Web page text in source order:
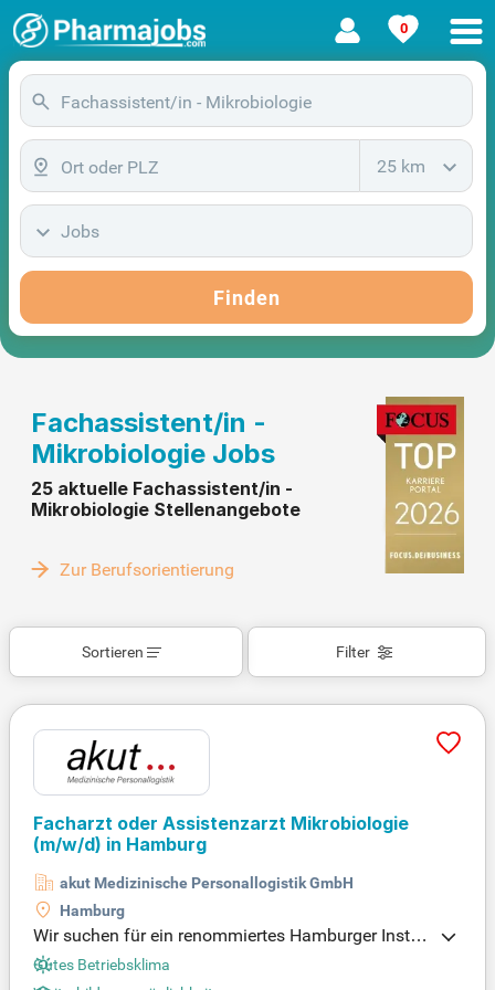
0
25 km
Jobs
Finden
Fachassistent/in -
Mikrobiologie Jobs
25 aktuelle Fachassistent/in -
Mikrobiologie Stellenangebote
Zur Berufsorientierung
Filter
Sortieren
Facharzt oder Assistenzarzt Mikrobiologie
(m/w/d) in Hamburg
akut Medizinische Personallogistik GmbH
Hamburg
Wir suchen für ein renommiertes Hamburger Institu
t einen Facharzt (m/w/d) für Mikrobiologie, Virolog
ie und Infektionsepidemiologie. Als spezialisiertes
Gutes Betriebsklima